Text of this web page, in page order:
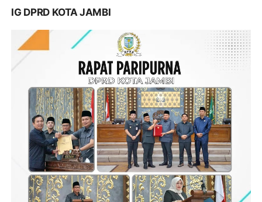
IG DPRD KOTA JAMBI